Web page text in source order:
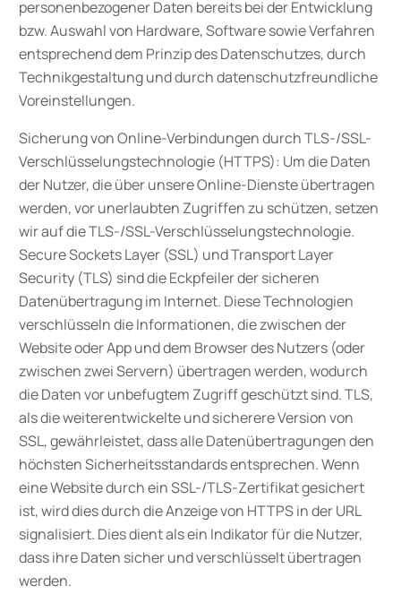
personenbezogener Daten bereits bei der Entwicklung
bzw. Auswahl von Hardware, Software sowie Verfahren
entsprechend dem Prinzip des Datenschutzes, durch
Technikgestaltung und durch datenschutzfreundliche
Voreinstellungen.
Sicherung von Online-Verbindungen durch TLS-/SSL-
Verschlüsselungstechnologie (HTTPS): Um die Daten
der Nutzer, die über unsere Online-Dienste übertragen
werden, vor unerlaubten Zugriffen zu schützen, setzen
wir auf die TLS-/SSL-Verschlüsselungstechnologie.
Secure Sockets Layer (SSL) und Transport Layer
Security (TLS) sind die Eckpfeiler der sicheren
Datenübertragung im Internet. Diese Technologien
verschlüsseln die Informationen, die zwischen der
Website oder App und dem Browser des Nutzers (oder
zwischen zwei Servern) übertragen werden, wodurch
die Daten vor unbefugtem Zugriff geschützt sind. TLS,
als die weiterentwickelte und sicherere Version von
SSL, gewährleistet, dass alle Datenübertragungen den
höchsten Sicherheitsstandards entsprechen. Wenn
eine Website durch ein SSL-/TLS-Zertifikat gesichert
ist, wird dies durch die Anzeige von HTTPS in der URL
signalisiert. Dies dient als ein Indikator für die Nutzer,
dass ihre Daten sicher und verschlüsselt übertragen
werden.